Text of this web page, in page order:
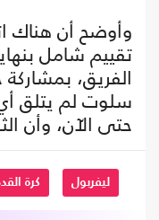
وأوضح أن هناك
تقييم شامل
الفريق،
سلوت لم يتلق أي
حتى الآن، وأن
ليفربول كرة